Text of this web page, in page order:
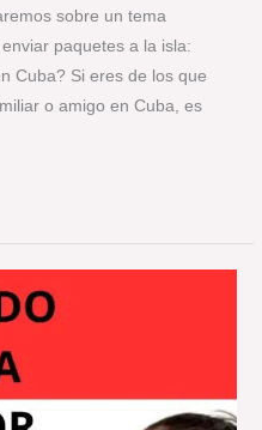
sobre un tema
paquetes a la isla:
Cuba? Si eres de los que
o amigo en Cuba, es